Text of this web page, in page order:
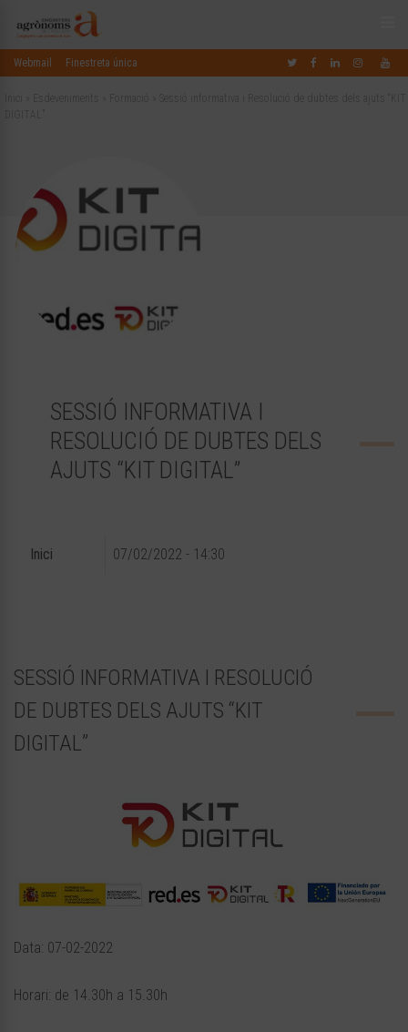
Webmail Finestreta única
SESSIÓ INFORMATIVA I
RESOLUCIÓ DE DUBTES DELS
AJUTS “KIT DIGITAL”
Inici 07/02/2022 - 14:30
SESSIÓ INFORMATIVA I RESOLUCIÓ
DE DUBTES DELS AJUTS “KIT
DIGITAL”
Data: 07-02-2022
Horari: de 14.30h a 15.30h